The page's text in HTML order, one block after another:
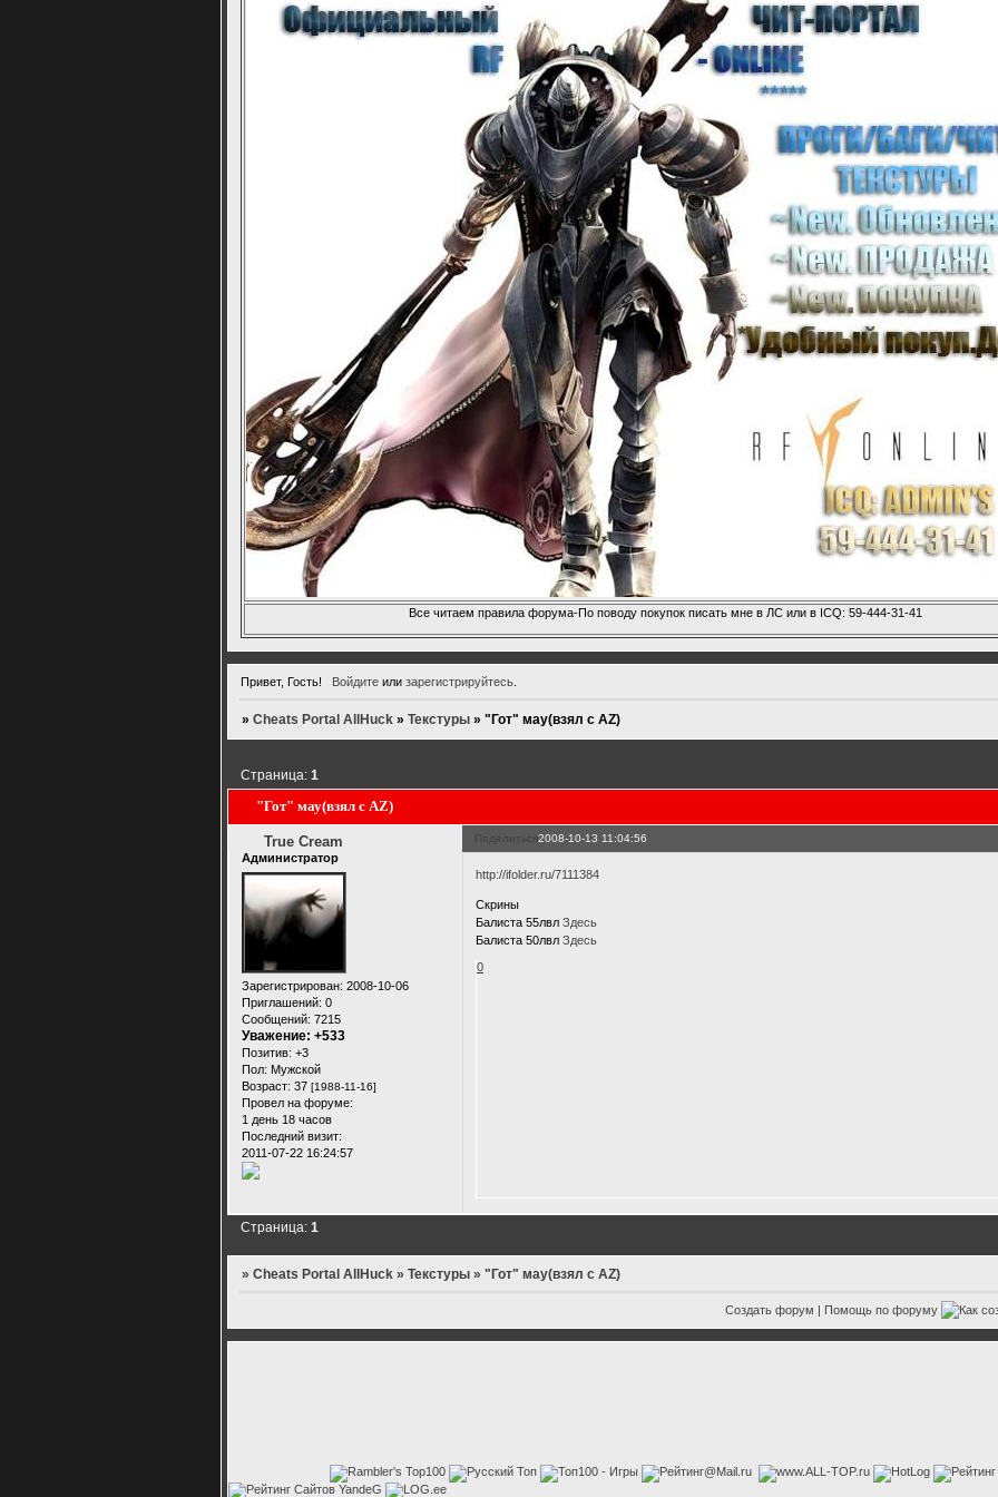
Все читаем правила форума-По поводу покупок писать мне в ЛС или в ICQ: 59-444-31-41
Привет, Гость! Войдитеили зарегистрируйтесь.
»Cheats Portal AllHuck »Текстуры »"Гот" мау(взял с AZ)
"Гот" мау(взял с AZ)
Страница:1
Поделиться2008-10-13 11:04:56
True Cream
Администратор
Зарегистрирован: 2008-10-06
Приглашений: 0
Сообщений: 7215
Уважение: +533
Позитив: +3
Пол: Мужской
Возраст: 37 [1988-11-16]
Провел на форуме:
1 день 18 часов
Последний визит:
2011-07-22 16:24:57
http://ifolder.ru/7111384
Скрины
Балиста 55лвлЗдесь
Балиста 50лвлЗдесь
0
Страница:1
»Cheats Portal AllHuck »Текстуры »"Гот" мау(взял с AZ)
Создать форум | Помощь по форуму